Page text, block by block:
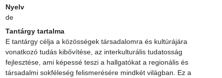
Nyelv
de
Tantárgy tartalma
E tantárgy célja a közösségek társadalomra és kultúrájára
vonatkozó tudás kibővítése, az interkulturális tudatosság
fejlesztése, ami képessé teszi a hallgatókat a regionális és
társadalmi sokféleség felismerésére mindkét világban. Ez a